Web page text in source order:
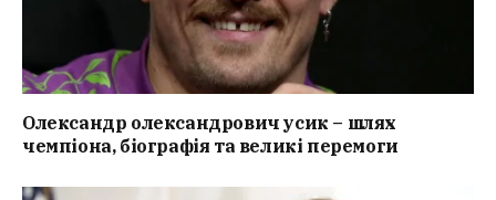
Олександр олександрович усик – шлях
чемпіона, біографія та великі перемоги